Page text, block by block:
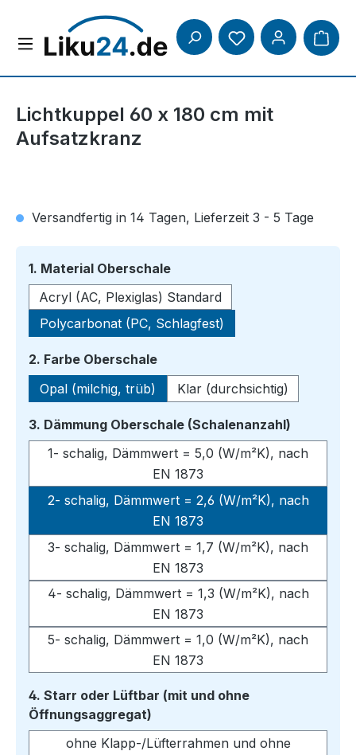
Zum Hauptinhalt springen
Lichtkuppel 60 x 180 cm mit
Aufsatzkranz
Versandfertig in 14 Tagen, Lieferzeit 3 - 5 Tage
1. Material Oberschaleauswählen
Acryl (AC, Plexiglas) Standard
Polycarbonat (PC, Schlagfest)
2. Farbe Oberschaleauswählen
Opal (milchig, trüb)
Klar (durchsichtig)
3. Dämmung Oberschale (Schalenanzahl)
1- schalig, Dämmwert = 5,0 (W/m²K), nach
EN 1873
2- schalig, Dämmwert = 2,6 (W/m²K), nach
EN 1873
3- schalig, Dämmwert = 1,7 (W/m²K), nach
EN 1873
4- schalig, Dämmwert = 1,3 (W/m²K), nach
EN 1873
5- schalig, Dämmwert = 1,0 (W/m²K), nach
EN 1873
4. Starr oder Lüftbar (mit und ohne
Öffnungsaggregat)
ohne Klapp-/Lüfterrahmen und ohne